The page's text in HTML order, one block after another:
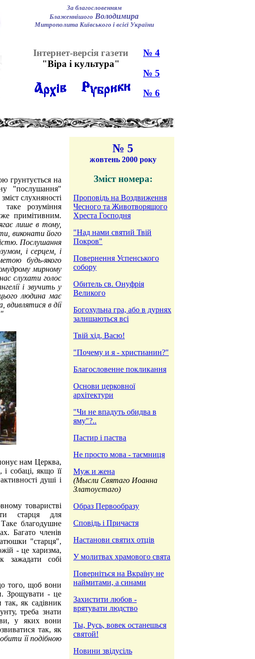
За благословенням
Блаженнішого Володимира
Митрополита Київського і всієї України
Інтернет-версія газети
"Віра і культура"
№ 4
№ 5
№ 6
грунтується на
"послушання"
слухняності
розуміння
примітивним.
лише в тому,
виконати його
Послушання
і серцем, і
будь-якого
мирному
слухати голос
і звучить у
людина має
вдивлятися в дії
нам Церква,
собаці, якщо її
душі і
товаристві
старця для
благодушне
Багато членів
"старця",
- це харизма,
зажадати собі
того, щоб вони
Зрощувати - це
як садівник
треба знати
у яких вони
так, як
її подібною
№ 5
жовтень 2000 року
Зміст номера:
Проповідь на Воздвиження
Чесного та Животворящого
Хреста Господня
"Над нами святий Твій
Покров"
Повернення Успенського
собору
Обитель св. Онуфрія
Великого
Богохульна гра, або в дурнях
залишаються всі
Твій хід, Васю!
"Почему и я - христианин?"
Благословенне покликання
Основи церковної
архітектури
"Чи не впадуть обидва в
яму"?..
Пастир і паства
Не просто мова - таємниця
Муж и жена
(Мысли Святаго Иоанна
Златоустаго)
Образ Первообразу
Сповідь і Причастя
Настанови святих отців
У молитвах храмового свята
Поверніться на Вкраїну не
наймитами, а синами
Захистити любов -
врятувати людство
Ты, Русь, вовек останешься
святой!
Новини звідусіль